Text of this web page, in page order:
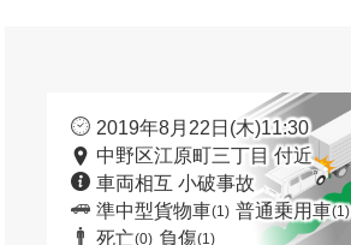
2019年8月22日(木)11:30
中野区江原町三丁目 付近
車両相互 小破事故
準中型貨物車(1) 普通乗用車(1)
死亡(0) 負傷(1)